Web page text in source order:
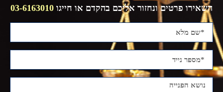
השאירו פרטים ונחזור אליכם בהקדם או חייגו 03-6163010